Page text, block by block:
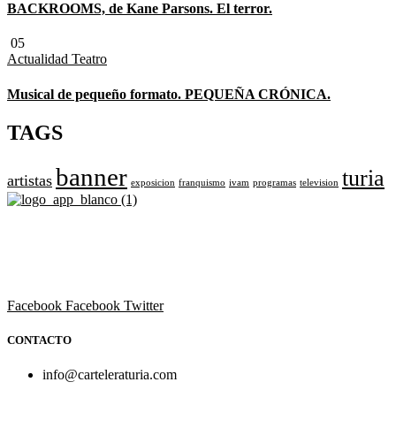
BACKROOMS, de Kane Parsons. El terror.
05
Actualidad Teatro
Musical de pequeño formato. PEQUEÑA CRÓNICA.
TAGS
artistas banner exposicion franquismo ivam programas television turia
Facebook Facebook Twitter
CONTACTO
info@carteleraturia.com